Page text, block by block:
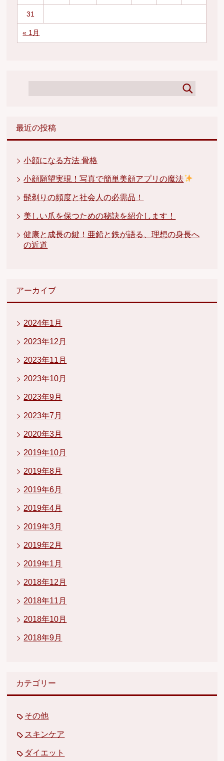
« 1月
31
最近の投稿
小顔になる方法 骨格
小顔願望実現！写真で簡単美顔アプリの魔法
髭剃りの頻度と社会人の必需品！
美しい爪を保つための秘訣を紹介します！
健康と成長の鍵！亜鉛と鉄が語る、理想の身長へ
の近道
アーカイブ
2024年1月
2023年12月
2023年11月
2023年10月
2023年9月
2023年7月
2020年3月
2019年10月
2019年8月
2019年6月
2019年4月
2019年3月
2019年2月
2019年1月
2018年12月
2018年11月
2018年10月
2018年9月
カテゴリー
その他
スキンケア
ダイエット